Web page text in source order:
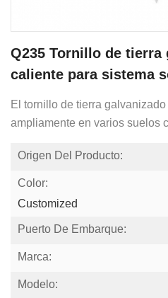
Q235 Tornillo de tierra
caliente para sistema
El tornillo de tierra
ampliamente en varios suelos
Origen Del Producto:
Color:
Customized
Puerto De Embarque:
Marca:
Modelo: